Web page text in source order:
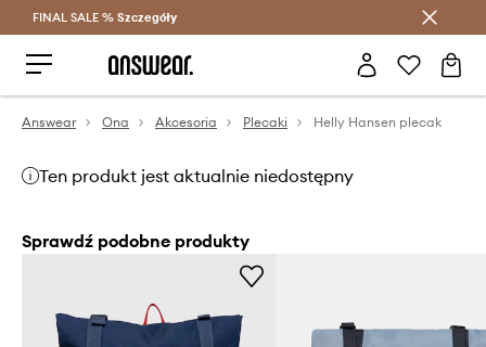
Oszczędzaj z Answear Club >
FINAL SALE % Szczegóły
Answear Ona Akcesoria Plecaki Helly Hansen plecak
Ten produkt jest aktualnie niedostępny
Sprawdź podobne produkty